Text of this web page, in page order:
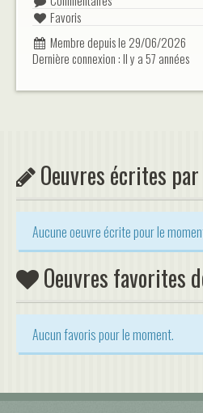
Favoris
Membre depuis le 29/06/2026
Dernière connexion : Il y a 57 années
Oeuvres écrites
Aucune oeuvre écrite pour le
Oeuvres favorites
Aucun favoris pour le moment.